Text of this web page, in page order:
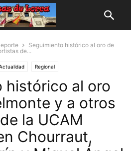
Seguimiento histórico al oro de
de...
Regional
histórico al oro
y a otros
la UCAM
Chourraut,